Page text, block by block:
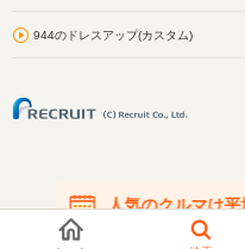
944のドレスアップ(カスタム)
人気のクルマは
在庫が無くなる前に